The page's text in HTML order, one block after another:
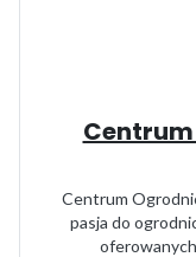
Centrum
pasja do